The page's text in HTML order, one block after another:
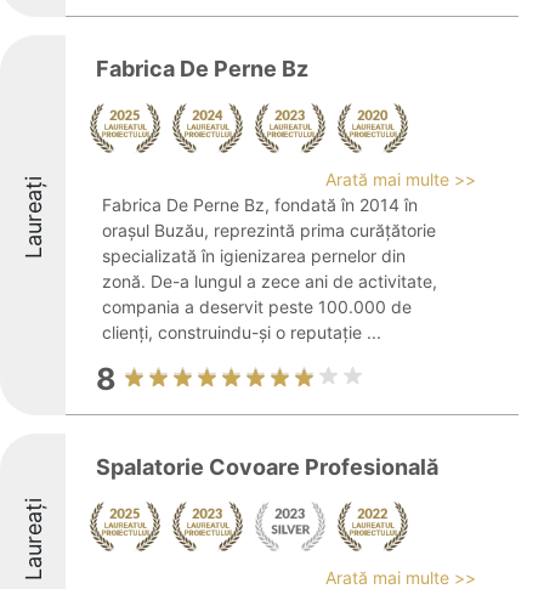
Laureați
Fabrica De Perne Bz
Arată mai multe >>
Fabrica De Perne Bz, fondată în 2014 în
orașul Buzău, reprezintă prima curățătorie
specializată în igienizarea pernelor din
zonă. De-a lungul a zece ani de activitate,
compania a deservit peste 100.000 de
clienți, construindu-și o reputație ...
8
Laureați
Spalatorie Covoare Profesională
Arată mai multe >>